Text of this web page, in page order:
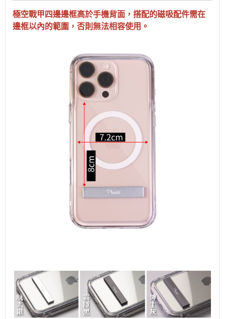
極空戰甲四邊邊框高於手機背面，搭配的磁吸配件需在
邊框以內的範圍，否則無法相容使用。